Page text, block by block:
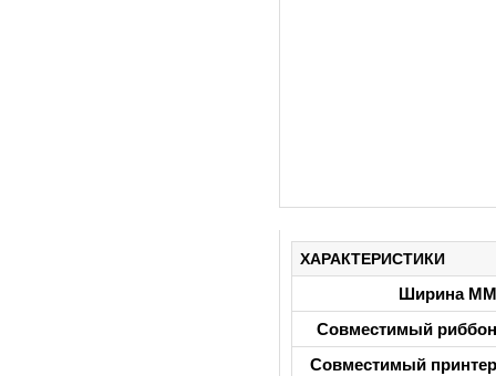
ХАРАКТЕРИСТИКИ
Ширина ММ
Совместимый риббон
Совместимый принтер